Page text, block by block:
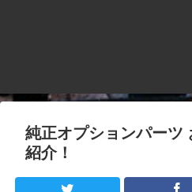
純正オプションパーツ
紹介！